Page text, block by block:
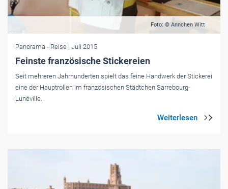
Foto: © Annchen Witt
Panorama - Reise | Juli 2015
Feinste französische Stickereien
Seit mehreren Jahrhunderten spielt das feine Handwerk der Stickerei
eine der Hauptrollen im französischen Städtchen Sarrebourg-
Lunéville.